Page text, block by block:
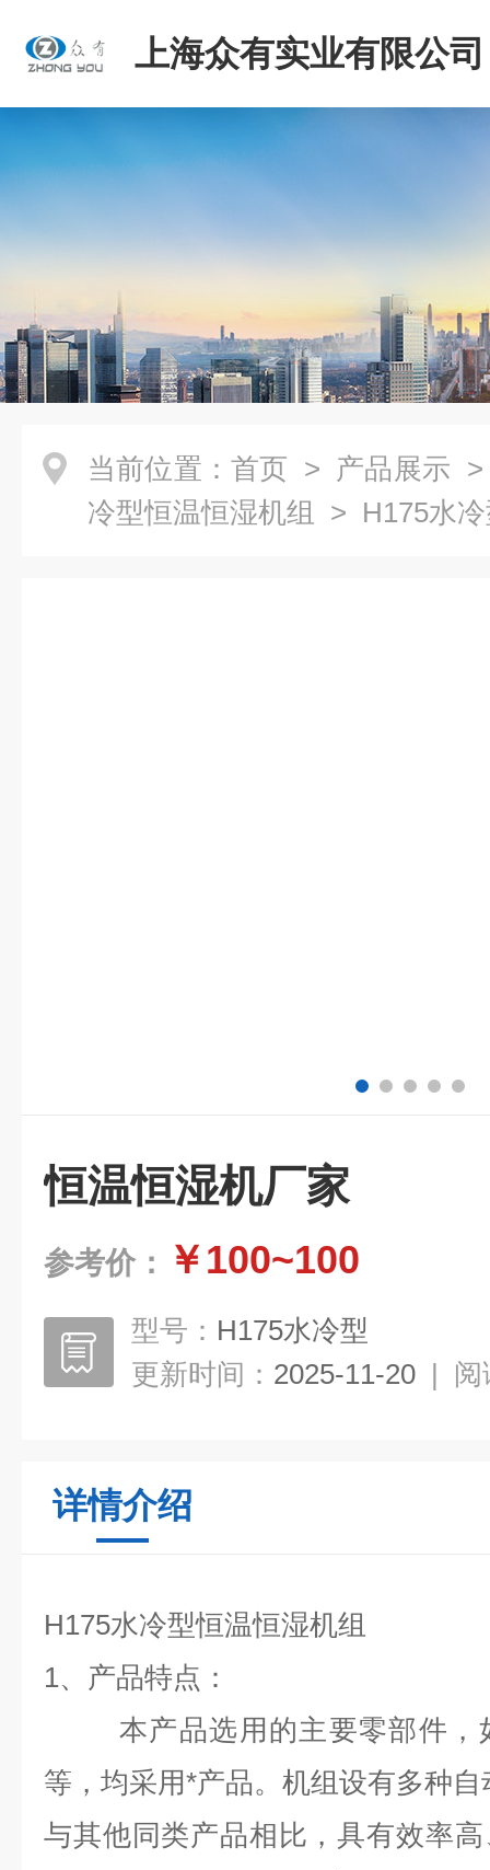
上海众有实业有限公司
当前位置： 首页 > 产品展示
冷型恒温恒湿机组
> H175水
恒温恒湿机厂家
参考价： ￥100~100
型号： H175水冷型
更新时间： 2025-11-20 | 阅
详情介绍
H175水冷型恒温恒湿机组
1、产品特点：
本产品选用的主要零部件，
等，均采用*产品。机组设有多种自
与其他同类产品相比，具有效率